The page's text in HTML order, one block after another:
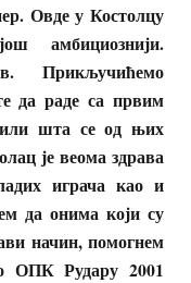
Овде у Костолцу
амбициознији.
Прикључићемо
да раде са првим
шта се од њих
је веома здрава
играча као и
да онима који су
начин, помогнем
ОПК Рудару 2001